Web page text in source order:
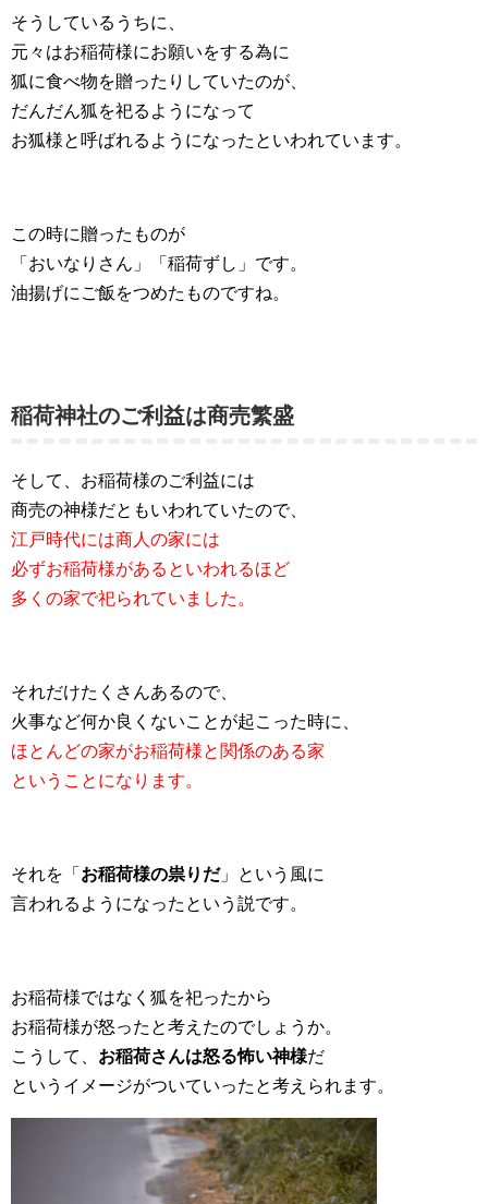
そうしているうちに、
元々はお稲荷様にお願いをする為に
狐に食べ物を贈ったりしていたのが、
だんだん狐を祀るようになって
お狐様と呼ばれるようになったといわれています。
この時に贈ったものが
「おいなりさん」「稲荷ずし」です。
油揚げにご飯をつめたものですね。
稲荷神社のご利益は商売繁盛
そして、お稲荷様のご利益には
商売の神様だともいわれていたので、
江戸時代には商人の家には
必ずお稲荷様があるといわれるほど
多くの家で祀られていました。
それだけたくさんあるので、
火事など何か良くないことが起こった時に、
ほとんどの家がお稲荷様と関係のある家
ということになります。
それを「 お稲荷様の祟りだ」という風に
言われるようになったという説です。
お稲荷様ではなく狐を祀ったから
お稲荷様が怒ったと考えたのでしょうか。
こうして、 お稲荷さんは怒る怖い神様だ
というイメージがついていったと考えられます。